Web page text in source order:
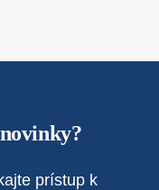
prístup k